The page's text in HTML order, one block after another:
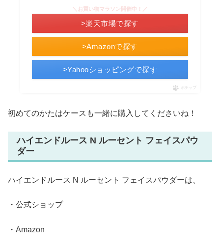
>Amazonで探す
＼お買い物マラソン開催中！／
>楽天市場で探す
>Yahooショッピングで探す
ポチップ
初めてのかたはケースも一緒に購入してくださいね！
ハイエンドルース N ルーセント フェイスパウ
ダー
ハイエンドルース N ルーセント フェイスパウダーは、
・公式ショップ
・Amazon